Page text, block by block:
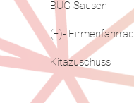
BUG-Sausen
(E)- Firmenfahrrad
Kitazuschuss